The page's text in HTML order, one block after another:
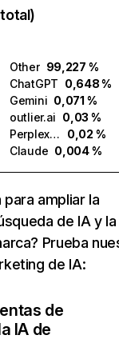
Other 99,227 %
ChatGPT 0,648 %
Gemini 0,071 %
outlier.ai 0,03 %
Perplexity
0,02 %
Claude 0,004 %
ampliar la
de IA y la
Prueba
de IA:
de
IA de